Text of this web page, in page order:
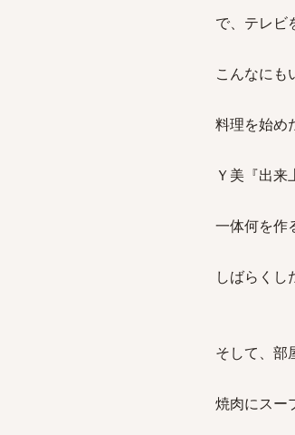
で、テレビ
こんなにも
料理を始め
Ｙ美『出来
一体何を作
しばらくし
そして、部
焼肉にスー